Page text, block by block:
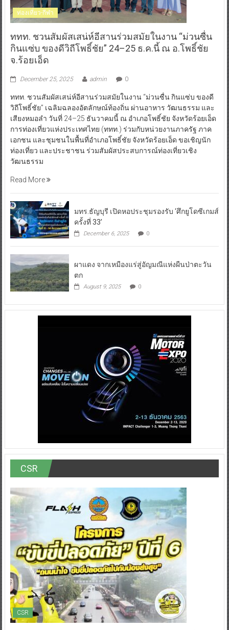
ท่องเที่ยว-กีฬา
ททท. ชวนสัมผัสเสน่ห์อีสานร่วมสมัยในงาน “ม่วนซื่น
กินแซ่บ ของดีวิถีโพธิ์ชัย” 24–25 ธ.ค.นี้ ณ อ.โพธิ์ชัย
จ.ร้อยเอ็ด
December 25, 2025 admin 0
ททท. ชวนสัมผัสเสน่ห์อีสานร่วมสมัยในงาน “ม่วนซื่น กินแซ่บ ของดี
วิถีโพธิ์ชัย” เฉลิมฉลองอัตลักษณ์ท้องถิ่น ผ่านอาหาร วัฒนธรรม และ
เสียงหมอลำ วันที่ 24–25 ธันวาคมนี้ ณ อำเภอโพธิ์ชัย จังหวัดร้อยเอ็ด
การท่องเที่ยวแห่งประเทศไทย (ททท.) ร่วมกับหน่วยงานภาครัฐ ภาค
เอกชน และชุมชนในพื้นที่อำเภอโพธิ์ชัย จังหวัดร้อยเอ็ด ขอเชิญนัก
ท่องเที่ยว และประชาชน ร่วมสัมผัสประสบการณ์ท่องเที่ยวเชิง
วัฒนธรรม
Read More
มทร.ธัญบุรี เปิดหอประชุมรองรับ ‘ศึกยูโดซีเกมส์
ครั้งที่ 33’
December 6, 2025 0
ผาแดง จากเหมืองแร่สู่อัญมณีแห่งผืนป่าตะวัน
ตก
August 9, 2025 0
CSR
CSR